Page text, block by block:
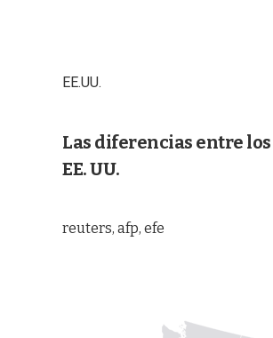
EE.UU.
Las diferencias entre
EE. UU.
reuters, afp, efe